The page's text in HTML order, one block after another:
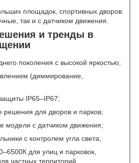
площадок, спортивных дворов.
так и с датчиком движения.
и тренды в
поколения с высокой яркостью;
(диммирование,
IP65–IP67;
решения для дворов и парков;
модели с датчиком движения;
с контролем угла света;
для улиц и парковок,
частных территорий.